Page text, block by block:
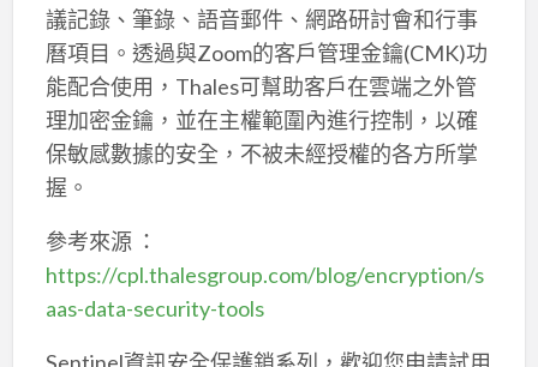
議記錄、筆錄、語音郵件、網路研討會和行事
曆項目。透過與Zoom的客戶管理金鑰(CMK)功
能配合使用，Thales可幫助客戶在雲端之外管
理加密金鑰，並在主權範圍內進行控制，以確
保敏感數據的安全，不被未經授權的各方所掌
握。
參考來源 ：
https://cpl.thalesgroup.com/blog/encryption/s
aas-data-security-tools